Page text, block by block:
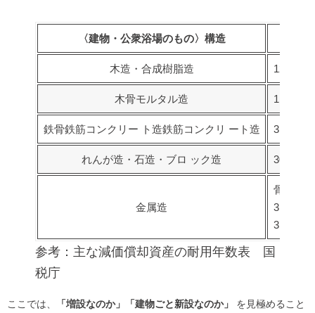
〈建物・公衆浴場のもの〉構造
木造・合成樹脂造 12年
木骨モルタル造 11年
鉄骨鉄筋コンクリー ト造鉄筋コンクリ ート造 31年
れんが造・石造・ブロ ック造 30年
金属造
骨格材
3mmよ
3mm以
参考： 主な減価償却資産の耐用年数表 国
税庁
ここでは、 「増設なのか」「建物ごと新設なのか」
を見極めること